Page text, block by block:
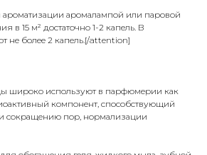
аромалампой или паровой
в 15 м² достаточно 1-2 капель. В
не более 2 капель.[/attention]
широко используют в парфюмерии как
компонент, способствующий
сокращению пор, нормализации